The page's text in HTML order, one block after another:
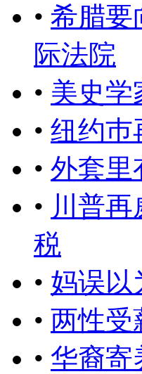
• 希腊要
际法院
• 美史学
• 纽约巿
• 外套里
• 川普
税
• 妈误以
• 两性受
• 华裔寄